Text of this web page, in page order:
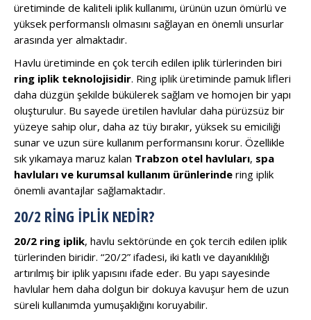
üretiminde de kaliteli iplik kullanımı, ürünün uzun ömürlü ve
yüksek performanslı olmasını sağlayan en önemli unsurlar
arasında yer almaktadır.
Havlu üretiminde en çok tercih edilen iplik türlerinden biri
ring iplik teknolojisidir. Ring iplik üretiminde pamuk lifleri
daha düzgün şekilde bükülerek sağlam ve homojen bir yapı
oluşturulur. Bu sayede üretilen havlular daha pürüzsüz bir
yüzeye sahip olur, daha az tüy bırakır, yüksek su emiciliği
sunar ve uzun süre kullanım performansını korur. Özellikle
sık yıkamaya maruz kalan Trabzon otel havluları, spa
havluları ve kurumsal kullanım ürünlerinde ring iplik
önemli avantajlar sağlamaktadır.
20/2 RING İPLIK NEDIR?
20/2 ring iplik, havlu sektöründe en çok tercih edilen iplik
türlerinden biridir. “20/2” ifadesi, iki katlı ve dayanıklılığı
artırılmış bir iplik yapısını ifade eder. Bu yapı sayesinde
havlular hem daha dolgun bir dokuya kavuşur hem de uzun
süreli kullanımda yumuşaklığını koruyabilir.